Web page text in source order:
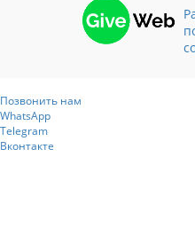
Позвонить нам
WhatsApp
Telegram
Вконтакте